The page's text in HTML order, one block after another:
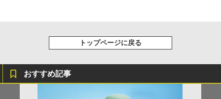
トップページに戻る
おすすめ記事